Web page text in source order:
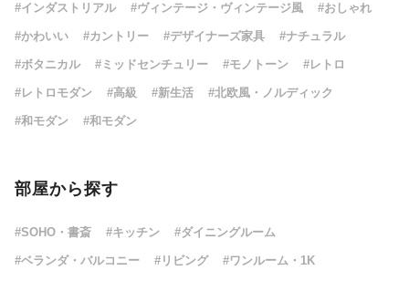
#インダストリアル #ヴィンテージ・ヴィンテージ風 #おしゃれ
#かわいい #カントリー #デザイナーズ家具 #ナチュラル
#ボタニカル #ミッドセンチュリー #モノトーン #レトロ
#レトロモダン #高級 #新生活 #北欧風・ノルディック
#和モダン #和モダン
部屋から探す
#SOHO・書斎 #キッチン #ダイニングルーム
#ベランダ・バルコニー #リビング #ワンルーム・1K